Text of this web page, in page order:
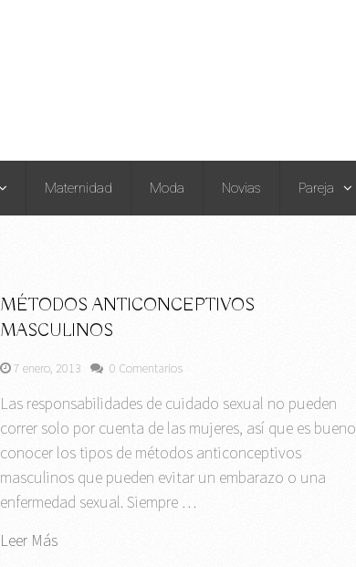
Maternidad Moda Novias Pareja
MÉTODOS ANTICONCEPTIVOS
MASCULINOS
7 enero, 2013 0 Comentarios
Las responsabilidades de cuidado sexual no pueden
correr solo por cuenta de las mujeres, así que es bueno
conocer los tipos de métodos anticonceptivos
masculinos que pueden evitar un embarazo o una
enfermedad sexual. Siempre …
Leer Más